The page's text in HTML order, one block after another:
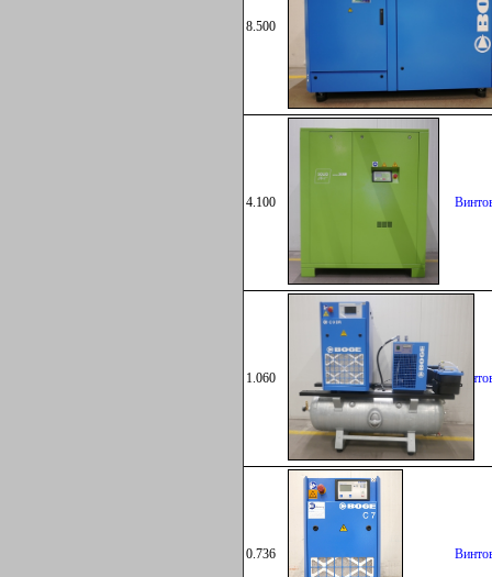
8.500
4.100
1.060
0.736